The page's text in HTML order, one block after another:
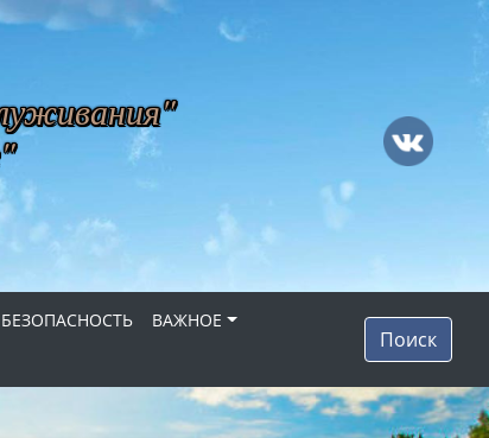
ВАЖНОЕ
Поиск